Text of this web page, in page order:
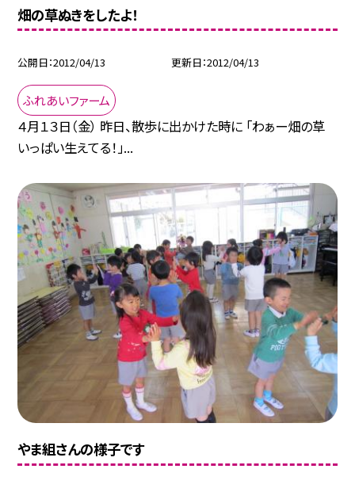
畑の草ぬきをしたよ！
公開日 2012/04/13 更新日 2012/04/13
ふれあいファーム
４月１３日（金） 昨日、散歩に出かけた時に 「わぁー畑の草
いっぱい生えてる！」...
やま組さんの様子です